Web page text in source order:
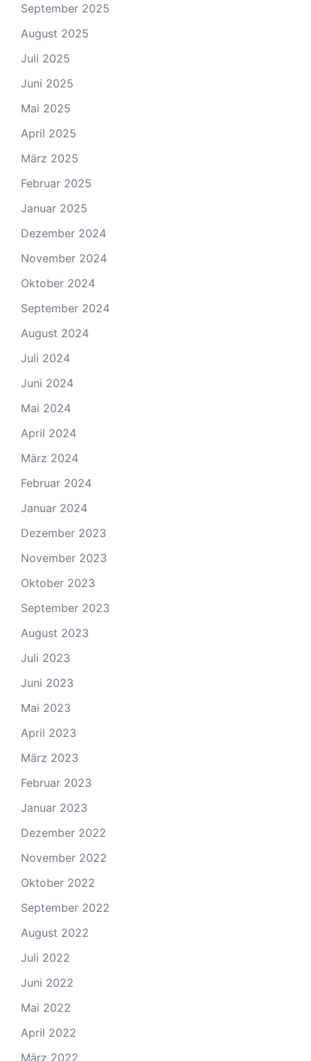
September 2025
August 2025
Juli 2025
Juni 2025
Mai 2025
April 2025
März 2025
Februar 2025
Januar 2025
Dezember 2024
November 2024
Oktober 2024
September 2024
August 2024
Juli 2024
Juni 2024
Mai 2024
April 2024
März 2024
Februar 2024
Januar 2024
Dezember 2023
November 2023
Oktober 2023
September 2023
August 2023
Juli 2023
Juni 2023
Mai 2023
April 2023
März 2023
Februar 2023
Januar 2023
Dezember 2022
November 2022
Oktober 2022
September 2022
August 2022
Juli 2022
Juni 2022
Mai 2022
April 2022
März 2022